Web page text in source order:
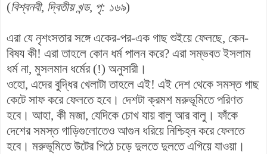
(বিশ্বনবী, দ্বিতীয় খন্ড, পৃ: ১৬৯)
এরা যে নৃশংসতার সঙ্গে একের-পর-এক গাছ শুইয়ে ফেলছে, কেন-
বিষয কী! এরা তাহলে কোন ধর্ম পালন করে? এরা সম্ভবত ইসলাম
ধর্ম না, মুসলমান ধর্মের (!) অনুসারী।
ওহো, এদের বুদ্ধির খেলাটা তাহলে এই! এই দেশ থেকে সমস্ত গাছ
কেটে সাফ করে ফেলতে হবে। দেশটা ক্রমশ মরুভূমিতে পরিণত
হবে। আহা, কী মজা, যেদিকে চোখ যায় বালু আর বালু। ফাঁকে
দেশের সমস্ত গাড়িগুলোতেও আগুন ধরিয়ে নিশ্চিহ্ন করে ফেলতে
হবে। মরুভূমিতে উটের পিঠে চড়ে দুলতে দুলতে এগিয়ে যাওয়া।